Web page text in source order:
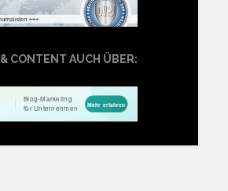
CONTENT AUCH ÜBER: